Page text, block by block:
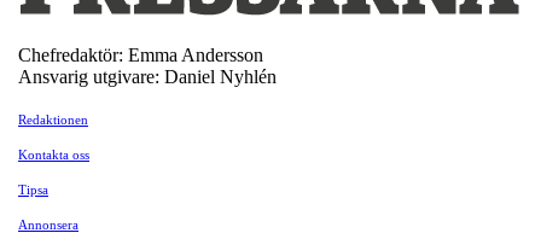
Chefredaktör: Emma Andersson
Ansvarig utgivare: Daniel Nyhlén
Redaktionen
Kontakta oss
Tipsa
Annonsera